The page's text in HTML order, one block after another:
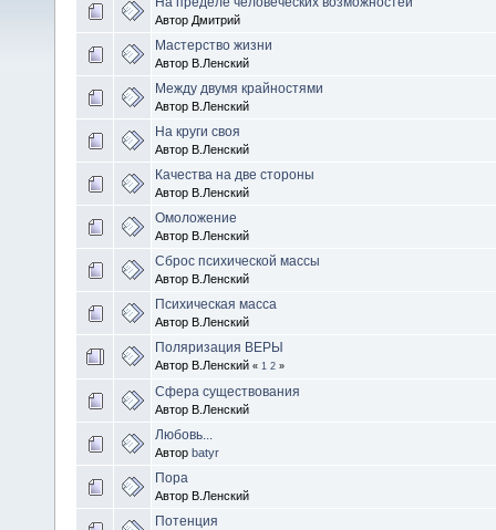
Автор Дмитрий
Мастерство жизни
Автор В.Ленский
Между двумя крайностями
Автор В.Ленский
На круги своя
Автор В.Ленский
Качества на две стороны
Автор В.Ленский
Омоложение
Автор В.Ленский
Сброс психической массы
Автор В.Ленский
Психическая масса
Автор В.Ленский
Поляризация ВЕРЫ
Автор В.Ленский « 1 2 »
Сфера существования
Автор В.Ленский
Любовь...
Автор batyr
Пора
Автор В.Ленский
Потенция